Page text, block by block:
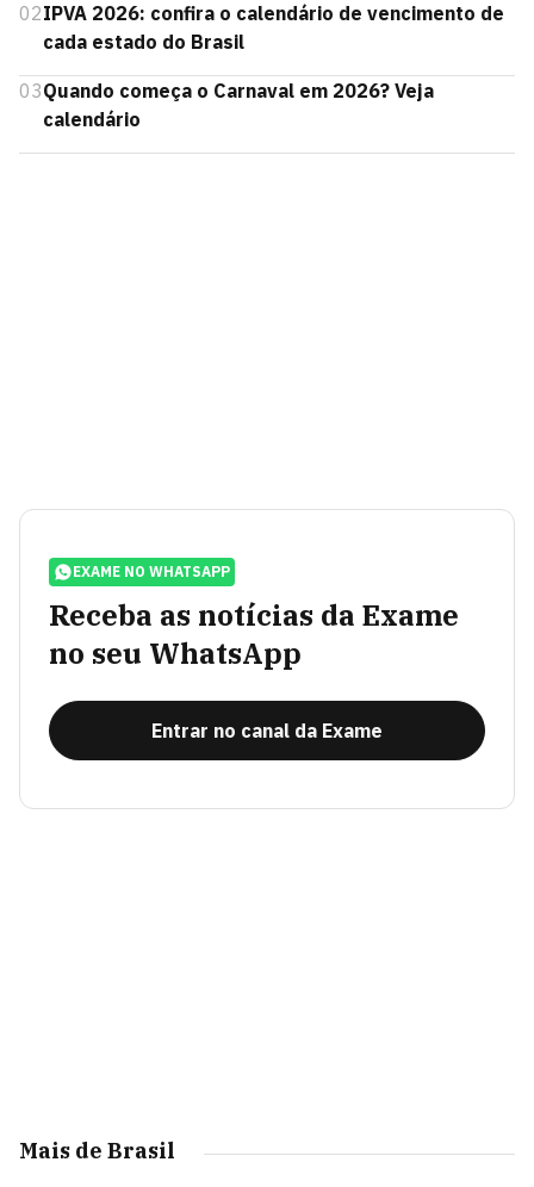
02IPVA 2026: confira o calendário de vencimento de
cada estado do Brasil
03Quando começa o Carnaval em 2026? Veja
calendário
EXAME NO WHATSAPP
Receba as notícias da Exame
no seu WhatsApp
Entrar no canal da Exame
Mais de Brasil